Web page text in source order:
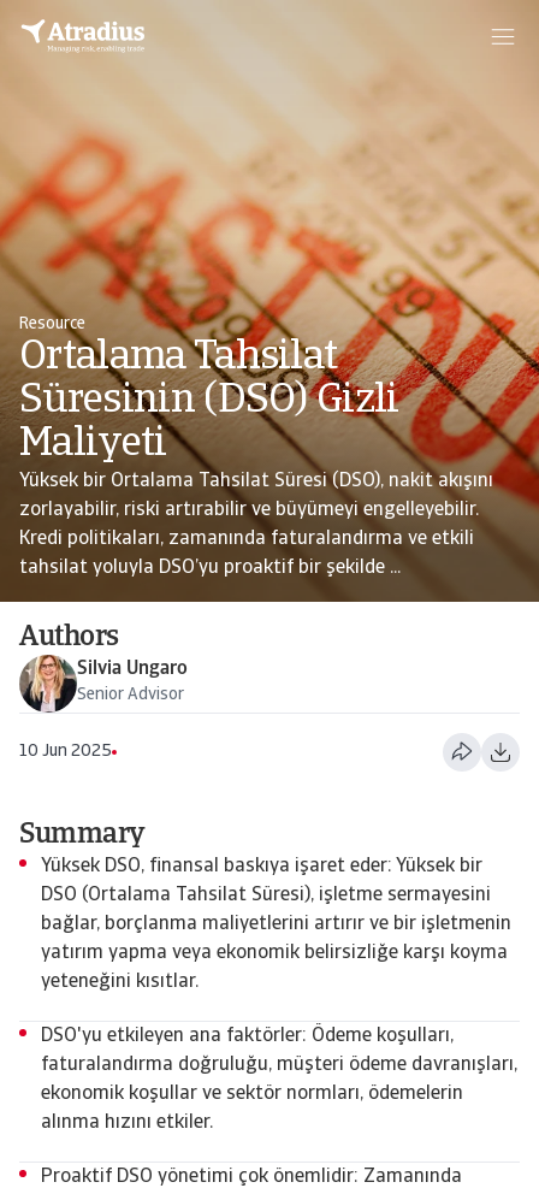
Resource
Ortalama Tahsilat
Süresinin (DSO) Gizli
Maliyeti
Yüksek bir Ortalama Tahsilat Süresi (DSO), nakit akışını
zorlayabilir, riski artırabilir ve büyümeyi engelleyebilir.
Kredi politikaları, zamanında faturalandırma ve etkili
tahsilat yoluyla DSO’yu proaktif bir şekilde ...
Authors
Silvia Ungaro
Senior Advisor
10 Jun 2025
Summary
Yüksek DSO, finansal baskıya işaret eder: Yüksek bir
DSO (Ortalama Tahsilat Süresi), işletme sermayesini
bağlar, borçlanma maliyetlerini artırır ve bir işletmenin
yatırım yapma veya ekonomik belirsizliğe karşı koyma
yeteneğini kısıtlar.
DSO'yu etkileyen ana faktörler: Ödeme koşulları,
faturalandırma doğruluğu, müşteri ödeme davranışları,
ekonomik koşullar ve sektör normları, ödemelerin
alınma hızını etkiler.
Proaktif DSO yönetimi çok önemlidir: Zamanında